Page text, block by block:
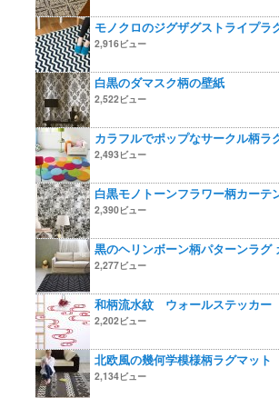
モノクロのジグザグストライプラ
2,916ビュー
白黒のダマスク柄の壁紙
2,522ビュー
カラフルでポップなサークル柄ラ
2,493ビュー
白黒モノトーンフラワー柄カーテ
2,390ビュー
黒のヘリンボーン柄パターンラグ
2,277ビュー
和柄流水紋 ウォールステッカー
2,202ビュー
北欧風の幾何学模様柄ラグマット
2,134ビュー